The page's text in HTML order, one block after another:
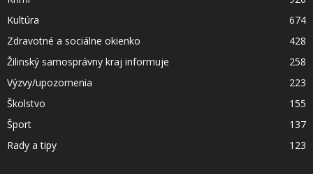
Kultúra
674
Zdravotné a sociálne okienko
428
Žilinský samosprávny kraj informuje
258
Výzvy/upozornenia
223
Školstvo
155
Šport
137
Rady a tipy
123